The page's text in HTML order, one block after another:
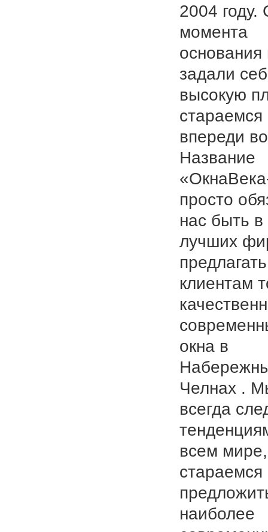
2004 году.
момента
задали
высокую
впереди
Название
просто
нас быть в
лучших
клиентам
окна в
Челнах .
всегда
всем
наиболее